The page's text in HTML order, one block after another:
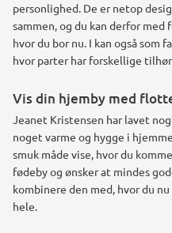
personlighed. De er netop
sammen, og du kan derfor med
hvor du bor nu. I kan også som
hvor parter har forskellige
Vis din hjemby med
Jeanet Kristensen har lavet
noget varme og hygge i
smuk måde vise, hvor du
fødeby og ønsker at mindes
kombinere den med, hvor du
hele.